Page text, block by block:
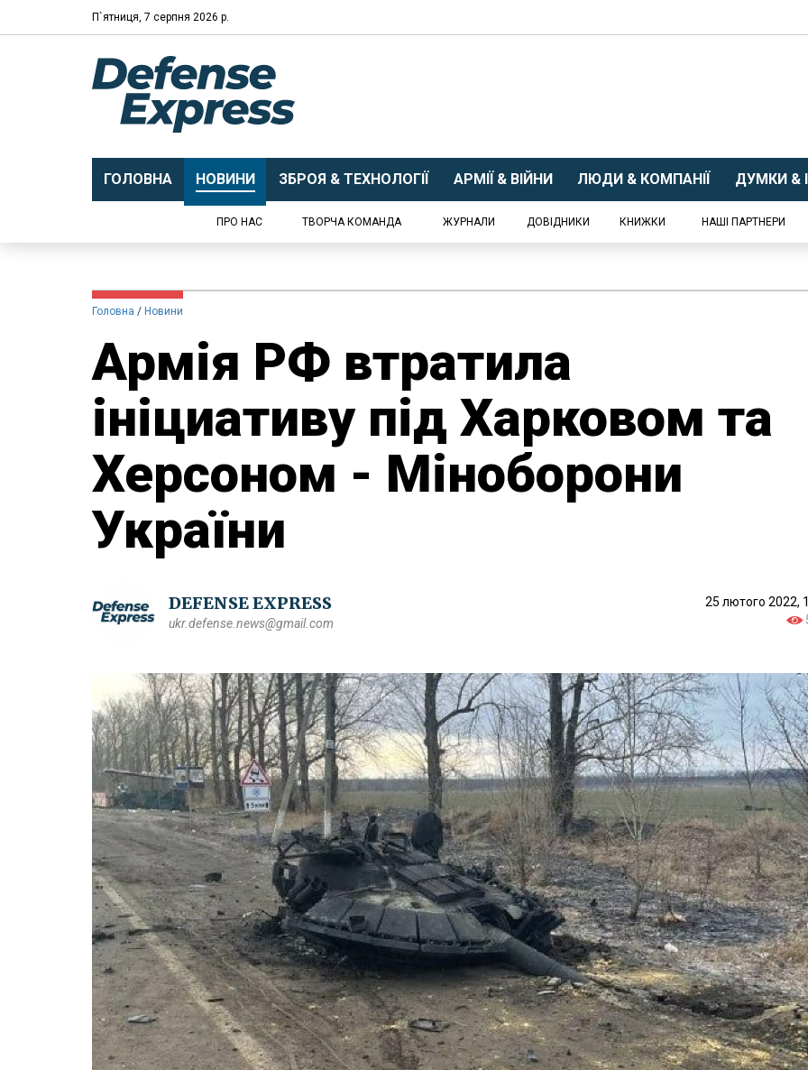
П`ятниця, 7 серпня 2026 р.
ГОЛОВНА НОВИНИ ЗБРОЯ & ТЕХНОЛОГІЇ АРМІЇ & ВІЙНИ ЛЮДИ & КОМПАНІЇ ДУМКИ &
ПРО НАС ТВОРЧА КОМАНДА ЖУРНАЛИ ДОВІДНИКИ КНИЖКИ НАШІ ПАРТНЕРИ
Головна Новини
Армія РФ втратила
ініциативу під Харковом та
Херсоном - Міноборони
України
DEFENSE EXPRESS
ukr.defense.news@gmail.com
25 лютого 2022,